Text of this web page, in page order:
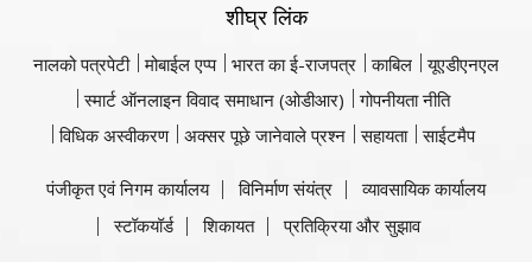
शीघ्र लिंक
नालको पत्रपेटी मोबाईल एप्प भारत का ई-राजपत्र काबिल
यूएडीएनएल
स्मार्ट ऑनलाइन विवाद समाधान (ओडीआर)
गोपनीयता नीति
विधिक अस्वीकरण
अक्सर पूछे जानेवाले प्रश्न सहायता साईटमैप
पंजीकृत एवं निगम कार्यालय विनिर्माण संयंत्र
व्यावसायिक कार्यालय
स्टॉकयॉर्ड
शिकायत प्रतिक्रिया और सुझाव